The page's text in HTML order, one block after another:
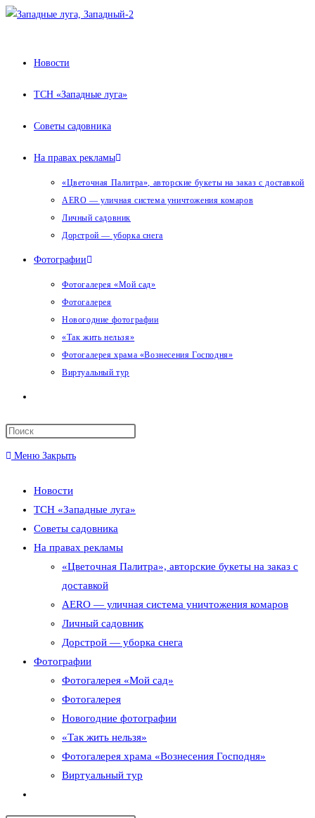
Перейти
Новости
ТСН «Западные луга»
Советы садовника
На правах рекламы
«Цветочная Палитра», авторские букеты на заказ с доставкой
AERO — уличная система уничтожения комаров
Личный садовник
Дорстрой — уборка снега
Фотографии
Фотогалерея «Мой сад»
Фотогалерея
Новогодние фотографии
«Так жить нельзя»
Фотогалерея храма «Вознесения Господня»
Виртуальный тур
поиск
по
веб-
сайту
Меню Закрыть
Новости
ТСН «Западные луга»
Советы садовника
На правах рекламы
«Цветочная Палитра», авторские букеты на заказ с
доставкой
AERO — уличная система уничтожения комаров
Личный садовник
Дорстрой — уборка снега
Фотографии
Фотогалерея «Мой сад»
Фотогалерея
Новогодние фотографии
«Так жить нельзя»
Фотогалерея храма «Вознесения Господня»
Виртуальный тур